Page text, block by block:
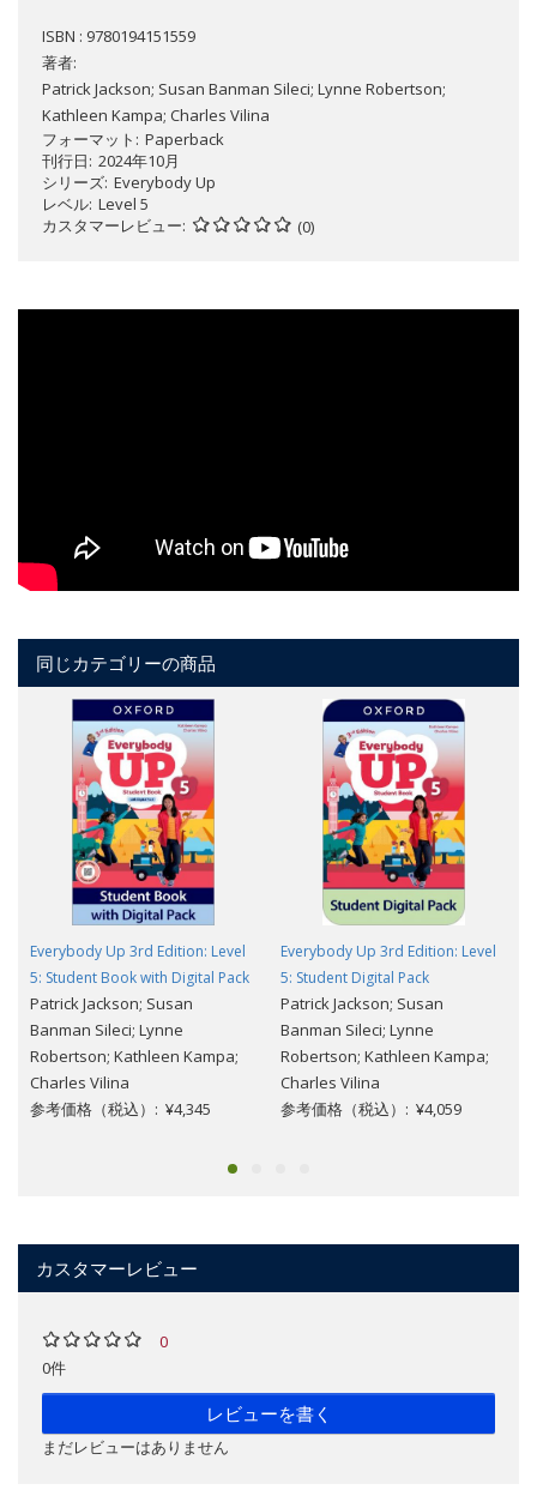
ISBN : 9780194151559
著者:
Patrick Jackson; Susan Banman Sileci; Lynne Robertson;
Kathleen Kampa; Charles Vilina
フォーマット
Paperback
刊行日 2024年10月
シリーズ Everybody Up
レベル Level 5
カスタマーレビュー
(0)
同じカテゴリーの商品
Everybody Up 3rd Edition: Level
5: Student Book with Digital Pack
Patrick Jackson; Susan
Banman Sileci; Lynne
Robertson; Kathleen Kampa;
Charles Vilina
参考価格（税込）: ¥4,345
Everybody Up 3rd Edition: Level
5: Student Digital Pack
Patrick Jackson; Susan
Banman Sileci; Lynne
Robertson; Kathleen Kampa;
Charles Vilina
参考価格（税込）: ¥4,059
カスタマーレビュー
0
0件
レビューを書く
まだレビューはありません